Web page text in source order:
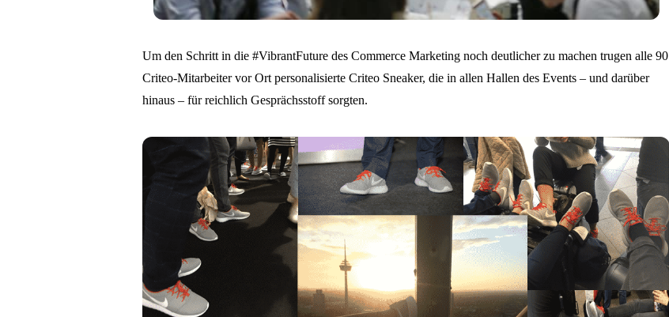
Um den Schritt in die #VibrantFuture des Commerce Marketing noch deutlicher zu machen trugen alle 90
Criteo-Mitarbeiter vor Ort personalisierte Criteo Sneaker, die in allen Hallen des Events – und darüber
hinaus – für reichlich Gesprächsstoff sorgten.